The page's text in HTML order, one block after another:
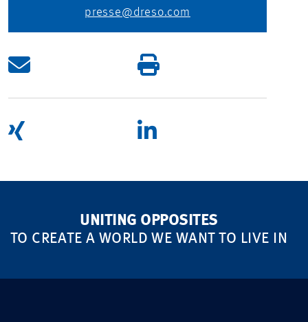
presse@dreso.com
UNITING OPPOSITES
TO CREATE A WORLD WE WANT TO LIVE IN